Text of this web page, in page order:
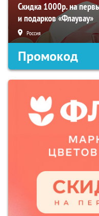
Скидка 1000р. на
и подарков «Флаувау»
Россия
Промокод